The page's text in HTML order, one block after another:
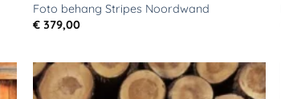
Foto behang Stripes Noordwand
€379,00